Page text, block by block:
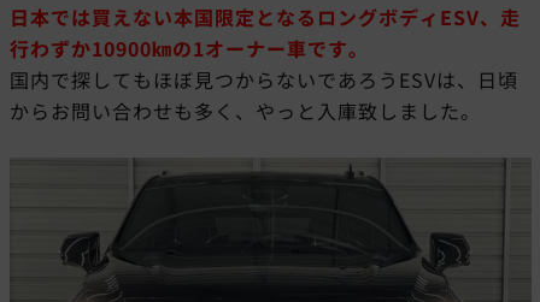
日本では買えない本国限定となるロングボディESV、走
行わずか10900㎞の1オーナー車です。
国内で探してもほぼ見つからないであろうESVは、日頃
からお問い合わせも多く、やっと入庫致しました。